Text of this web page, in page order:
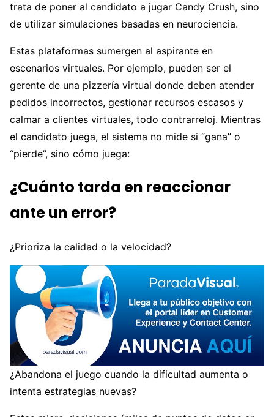
trata de poner al candidato a jugar Candy Crush, sino
de utilizar simulaciones basadas en neurociencia.
Estas plataformas sumergen al aspirante en
escenarios virtuales. Por ejemplo, pueden ser el
gerente de una pizzería virtual donde deben atender
pedidos incorrectos, gestionar recursos escasos y
calmar a clientes virtuales, todo contrarreloj. Mientras
el candidato juega, el sistema no mide si “gana” o
“pierde”, sino cómo juega:
¿Cuánto tarda en reaccionar
ante un error?
¿Prioriza la calidad o la velocidad?
¿Abandona el juego cuando la dificultad aumenta o
intenta estrategias nuevas?